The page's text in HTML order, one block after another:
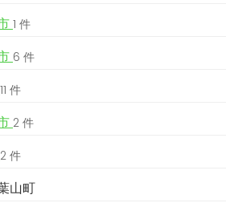
1 件
6 件
11 件
2 件
2 件
山町